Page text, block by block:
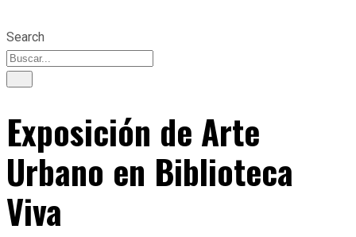
Search
Exposición de Arte
Urbano en Biblioteca
Viva